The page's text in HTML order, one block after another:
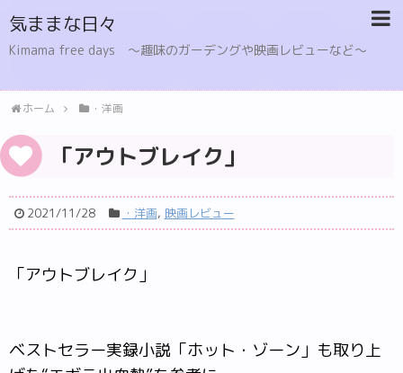
気ままな日々
Kimama free days 〜趣味のガーデングや映画レビューなど〜
ホーム ・洋画
「アウトブレイク」
2021/11/28 ・洋画, 映画レビュー
「アウトブレイク」
ベストセラー実録小説「ホット・ゾーン」も取り上